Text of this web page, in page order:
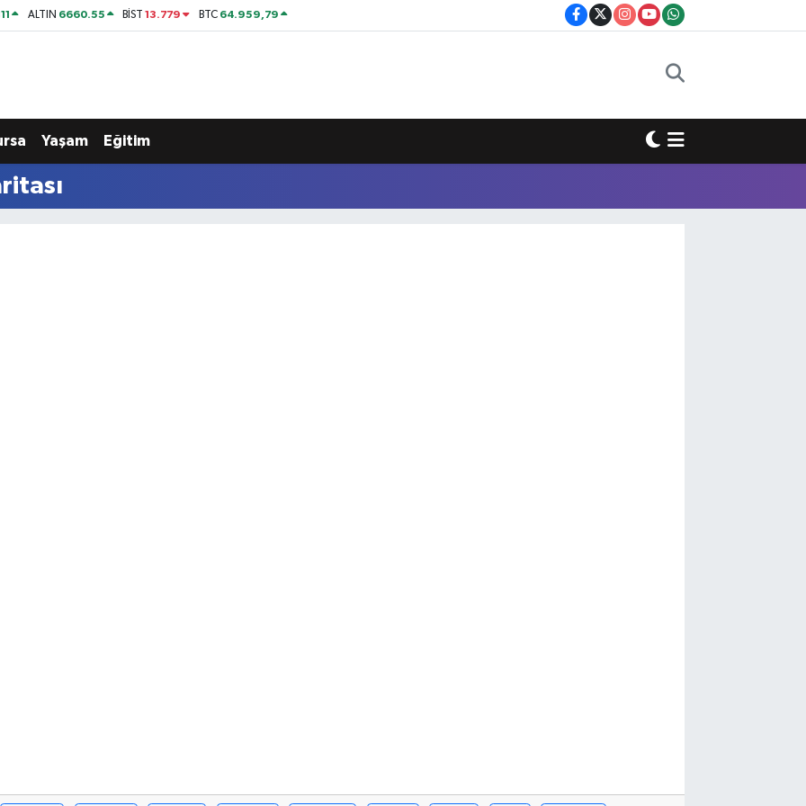
ALTIN 6660.55 BİST13.779 BTC 64.959,79
Yaşam Eğitim